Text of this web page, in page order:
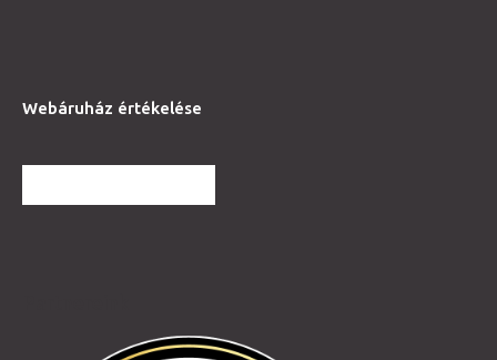
Webáruház értékelése